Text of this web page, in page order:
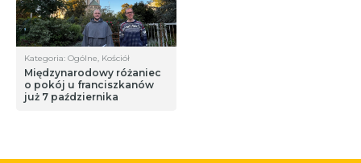
Kategoria: Ogólne, Kościół
Międzynarodowy różaniec
o pokój u franciszkanów
już 7 października